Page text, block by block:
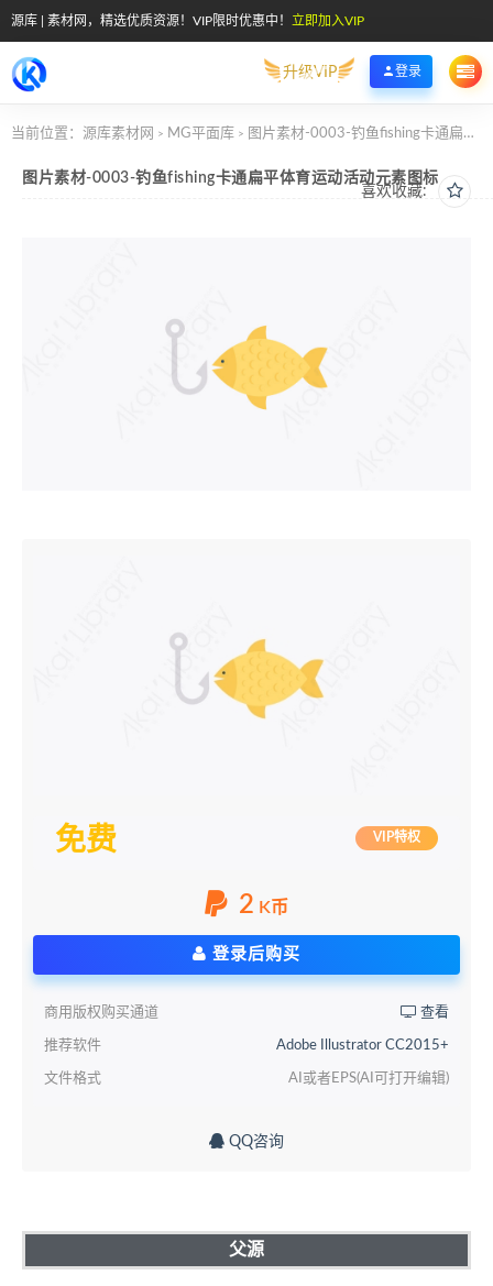
源库 | 素材网，精选优质资源！VIP限时优惠中！ 立即加入VIP
升级VIP 登录
当前位置： 源库素材网 > MG平面库 > 图片素材-0003-钓鱼fishing卡通扁平体育运动活动元素图标
喜欢收藏:
图片素材-0003-钓鱼fishing卡通扁平体育运动活动元素图标
免费 VIP特权
2 K币
登录后购买
商用版权购买通道 查看
推荐软件 Adobe Illustrator CC2015+
文件格式 AI或者EPS(AI可打开编辑)
QQ咨询
父源